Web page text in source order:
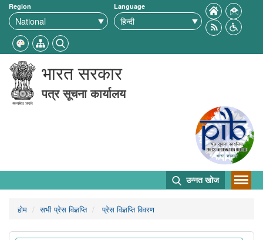
Region Language
भारत सरकार
पत्र सूचना कार्यालय
उन्नत खोज
होम सभी प्रेस विज्ञप्ति प्रेस विज्ञप्ति विवरण